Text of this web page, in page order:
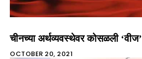
चीनच्या अर्थव्यवस्थेवर कोसळली ‘वीज’
OCTOBER 20, 2021